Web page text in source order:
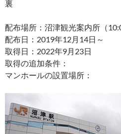
裏
配布場所：沼津観光案内所（
配布日：2019年12月14日～
取得日：2022年9月23日
取得の追加条件：
マンホールの設置場所：